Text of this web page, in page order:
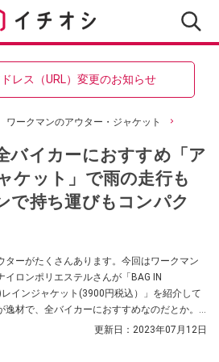
レス（URL）変更のお知らせ
ワークマンのアウター・ジャケット
バイカーにおすすめ「ア
ケット」で雨の走行も
で持ち運びもコンパク
ターがたくさんあります。今回はワークマン
ロンポリエステルさんが「BAG IN
インジャケット(3900円税込）」を紹介して
材で、全バイカーにおすすめなのだとか。
更新日： 2023年07月12日